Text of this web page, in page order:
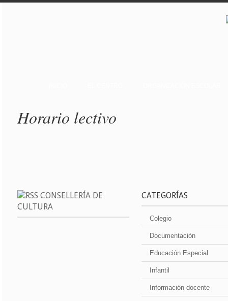
Horario lectivo
CONSELLERÍA DE
CULTURA
CATEGORÍAS
Colegio
Documentación
Educación Especial
Infantil
Información docente